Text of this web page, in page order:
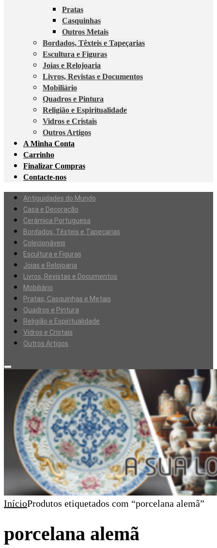
Pratas
Casquinhas
Outros Metais
Bordados, Têxteis e Tapeçarias
Escultura e Figuras
Joias e Relojoaria
Livros, Revistas e Documentos
Mobiliário
Quadros e Pintura
Religião e Espiritualidade
Vidros e Cristais
Outros Artigos
A Minha Conta
Carrinho
Finalizar Compras
Contacte-nos
Antiguidades do Mundo
Casa e Decoração
Cerâmica Portuguesa
Bordados, Têxteis e Tapeçarias
Colecionáveis
Escultura e Figuras
Joias e Relojoaria
Livros, Revistas e Documentos
Mobiliário
Pratas, Casquinhas e Metais
Quadros e Pintura
Religião e Espiritualidade
Vidros e Cristais
Outros Artigos
InícioProdutos etiquetados com “porcelana alemã”
porcelana alemã